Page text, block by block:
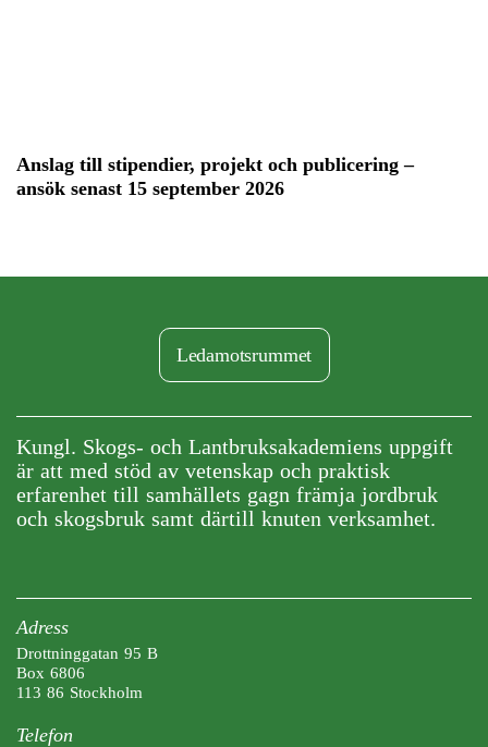
Anslag till stipendier, projekt och publicering –
ansök senast 15 september 2026
Ledamotsrummet
Kungl. Skogs- och Lantbruksakademiens uppgift
är att med stöd av vetenskap och praktisk
erfarenhet till samhällets gagn främja jordbruk
och skogsbruk samt därtill knuten verksamhet.
Adress
Drottninggatan 95 B
Box 6806
113 86 Stockholm
Telefon